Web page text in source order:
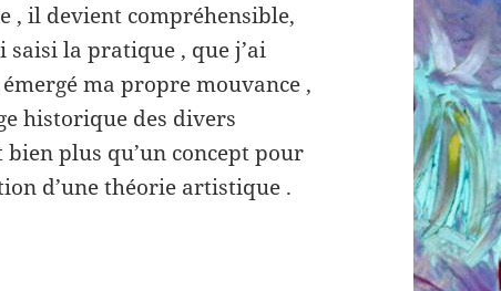
, il devient compréhensible,
saisi la pratique , que j’ai
ma propre mouvance ,
historique des divers
plus qu’un concept pour
d’une théorie artistique .